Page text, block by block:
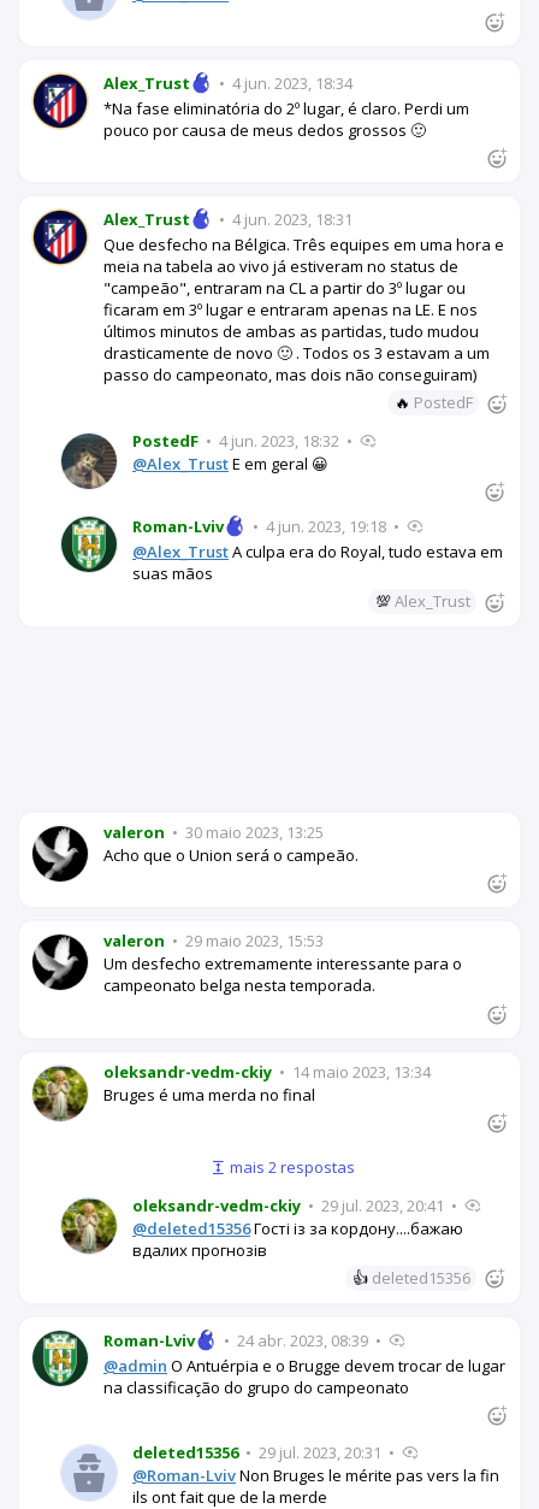
Alex_Trust • 4 jun. 2023, 18:34
*Na fase eliminatória do 2º lugar, é claro. Perdi um
pouco por causa de meus dedos grossos 🙂
Alex_Trust • 4 jun. 2023, 18:31
Que desfecho na Bélgica. Três equipes em uma hora e
meia na tabela ao vivo já estiveram no status de
"campeão", entraram na CL a partir do 3º lugar ou
ficaram em 3º lugar e entraram apenas na LE. E nos
últimos minutos de ambas as partidas, tudo mudou
drasticamente de novo 🙂 . Todos os 3 estavam a um
passo do campeonato, mas dois não conseguiram)
🔥 PostedF
PostedF • 4 jun. 2023, 18:32 •
@Alex_TrustE em geral 😀
Roman-Lviv • 4 jun. 2023, 19:18 •
@Alex_TrustA culpa era do Royal, tudo estava em
suas mãos
💯Alex_Trust
valeron • 30 maio 2023, 13:25
Acho que o Union será o campeão.
valeron • 29 maio 2023, 15:53
Um desfecho extremamente interessante para o
campeonato belga nesta temporada.
oleksandr-vedm-ckiy • 14 maio 2023, 13:34
Bruges é uma merda no final
mais 2 respostas
oleksandr-vedm-ckiy • 29 jul. 2023, 20:41 •
@deleted15356Гості із за кордону....бажаю
вдалих прогнозів
👍 deleted15356
Roman-Lviv • 24 abr. 2023, 08:39 •
@admin O Antuérpia e o Brugge devem trocar de lugar
na classificação do grupo do campeonato
deleted15356 • 29 jul. 2023, 20:31 •
@Roman-LvivNon Bruges le mérite pas vers la fin
ils ont fait que de la merde